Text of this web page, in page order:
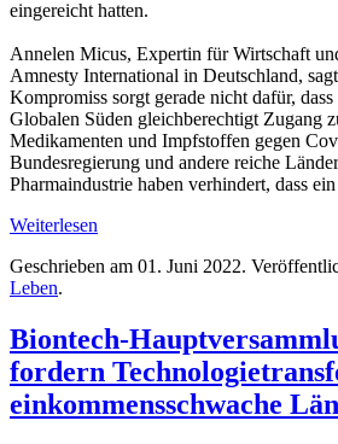
eingereicht hatten.
Annelen Micus, Expertin für Wirtschaft
Amnesty International in Deutschland,
Kompromiss sorgt gerade nicht dafür,
Globalen Süden gleichberechtigt Zugang
Medikamenten und Impfstoffen gegen
Bundesregierung und andere reiche
Pharmaindustrie haben verhindert, dass
Weiterlesen
Geschrieben am 01. Juni 2022.
Leben.
Biontech-
fordern
einkommensschwache